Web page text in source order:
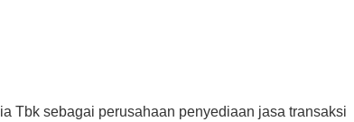
Tbk sebagai perusahaan penyediaan jasa transaksi